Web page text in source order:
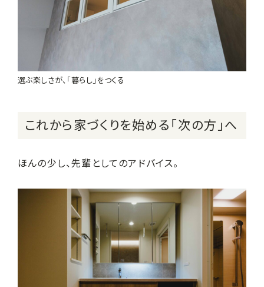
選ぶ楽しさが、「暮らし」をつくる
これから家づくりを始める「次の方」へ
ほんの少し、先輩としてのアドバイス。